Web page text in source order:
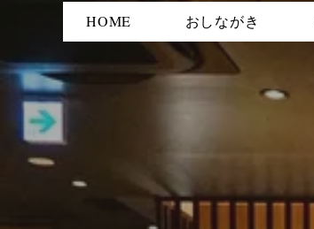
HOME おしながき